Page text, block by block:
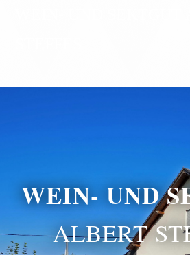
WEIN- UND
ALBERT